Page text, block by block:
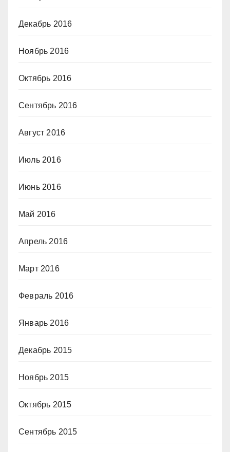
Декабрь 2016
Ноябрь 2016
Октябрь 2016
Сентябрь 2016
Август 2016
Июль 2016
Июнь 2016
Май 2016
Апрель 2016
Март 2016
Февраль 2016
Январь 2016
Декабрь 2015
Ноябрь 2015
Октябрь 2015
Сентябрь 2015